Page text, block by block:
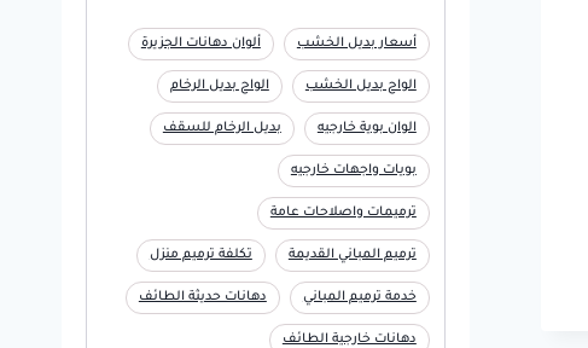
أسعار بديل الخشب ألوان دهانات الجزيرة
الواح بديل الخشب الواح بديل الرخام
الوان بوية خارجيه بديل الرخام للسقف
بويات واجهات خارجيه
ترميمات واصلاحات عامة
ترميم المباني القديمة تكلفة ترميم منزل
خدمة ترميم المباني دهانات حديثة الطائف
دهانات خارجية الطائف